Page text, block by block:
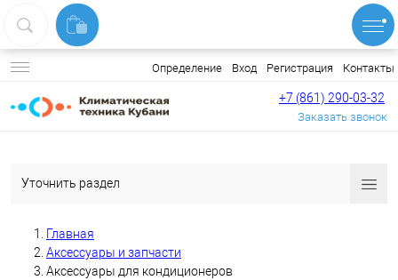
Определение Вход Регистрация Контакты
+7 (861) 290-03-32
Заказать звонок
Уточнить раздел
Главная
Аксессуары и запчасти
Аксессуары для кондиционеров